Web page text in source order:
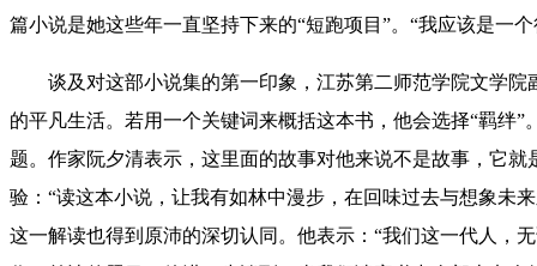
篇小说是她这些年一直坚持下来的“短跑项目”。“我应该是一
谈及对这部小说集的第一印象，江苏第二师范学院文学院
的平凡生活。若用一个关键词来概括这本书，他会选择“羁绊
题。作家阮夕清表示，这里面的故事对他来说不是故事，它
验：“读这本小说，让我有如林中漫步，在回味过去与想象未
这一解读也得到原沛的深切认同。他表示：“我们这一代人，